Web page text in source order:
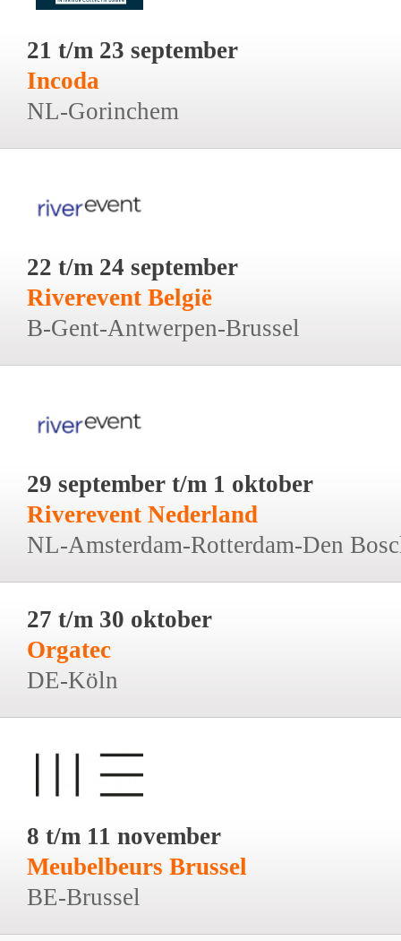
21 t/m 23 september
Incoda
NL-Gorinchem
22 t/m 24 september
Riverevent België
B-Gent-Antwerpen-Brussel
29 september t/m 1 oktober
Riverevent Nederland
NL-Amsterdam-Rotterdam-Den
27 t/m 30 oktober
Orgatec
DE-Köln
8 t/m 11 november
Meubelbeurs Brussel
BE-Brussel